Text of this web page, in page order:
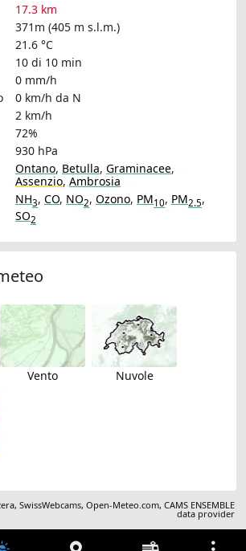
17.3 km
371m (405 m s.l.m.)
21.6 °C
10 di 10 min
0 mm/h
0 km/h da N
2 km/h
72%
930 hPa
Ontano, Betulla, Graminacee,
Assenzio, Ambrosia
NH3, CO, NO2, Ozono, PM10, PM2.5,
SO2
Vento Nuvole
,SwissWebcams,Open-Meteo.com,CAMS ENSEMBLE
data provider